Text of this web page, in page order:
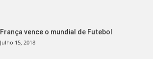
França vence o mundial de Futebol
Julho 15, 2018